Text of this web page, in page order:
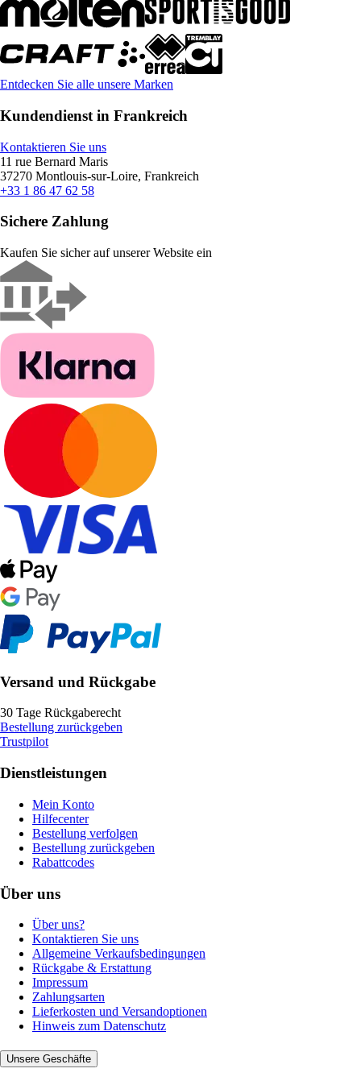
Entdecken Sie alle unsere Marken
Kundendienst in Frankreich
Kontaktieren Sie uns
11 rue Bernard Maris
37270 Montlouis-sur-Loire, Frankreich
+33 1 86 47 62 58
Sichere Zahlung
Kaufen Sie sicher auf unserer Website ein
Versand und Rückgabe
30 Tage Rückgaberecht
Bestellung zurückgeben
Trustpilot
Dienstleistungen
Mein Konto
Hilfecenter
Bestellung verfolgen
Bestellung zurückgeben
Rabattcodes
Über uns
Über uns?
Kontaktieren Sie uns
Allgemeine Verkaufsbedingungen
Rückgabe & Erstattung
Impressum
Zahlungsarten
Lieferkosten und Versandoptionen
Hinweis zum Datenschutz
Unsere Geschäfte